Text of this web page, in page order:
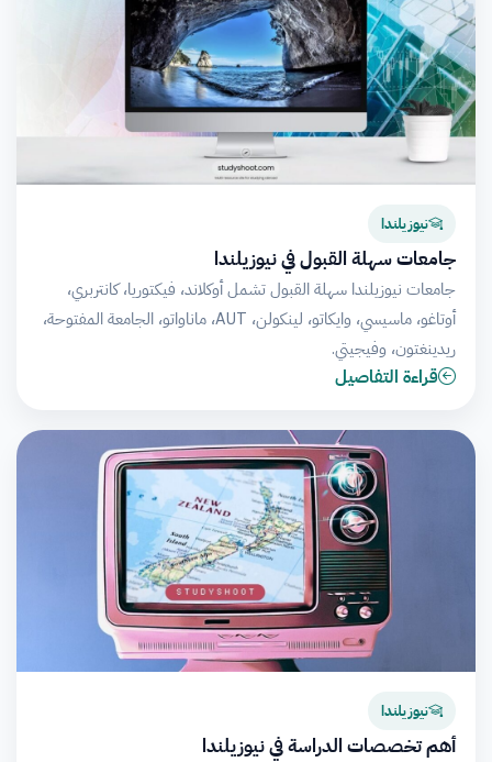
نيوزيلندا
جامعات سهلة القبول في نيوزيلندا
جامعات نيوزيلندا سهلة القبول تشمل أوكلاند، فيكتوريا، كانتربري،
أوتاغو، ماسيسي، وايكاتو، لينكولن، AUT، ماناواتو، الجامعة المفتوحة،
ريدينغتون، وفيجيتي.
قراءة التفاصيل
نيوزيلندا
أهم تخصصات الدراسة في نيوزيلندا